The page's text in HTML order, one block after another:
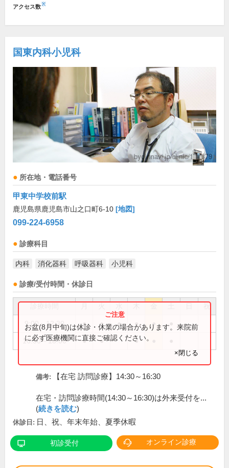
アクセス数※
国東内科小児科
所在地・電話番号
甲東中学校前駅
鹿児島県鹿児島市山之口町6-10 [地図]
099-224-6958
診療科目
内科 消化器科 呼吸器科 小児科
診療/受付時間・休診日
祝
9:00～12:30 ● ● ● ● ●
16:30～18:00 ● ● ●
お盆(8月中旬)は休診・休業の場合があります。来院前
に必ず医療機関に直接ご確認ください。
×閉じる
備考: 【在宅 訪問診療】14:30～16:30
在宅・訪問診療時間(14:30～16:30)は外来受付を...
(続きを読む)
休診日: 日、祝、年末年始、夏季休暇
初診受付 オンライン診療